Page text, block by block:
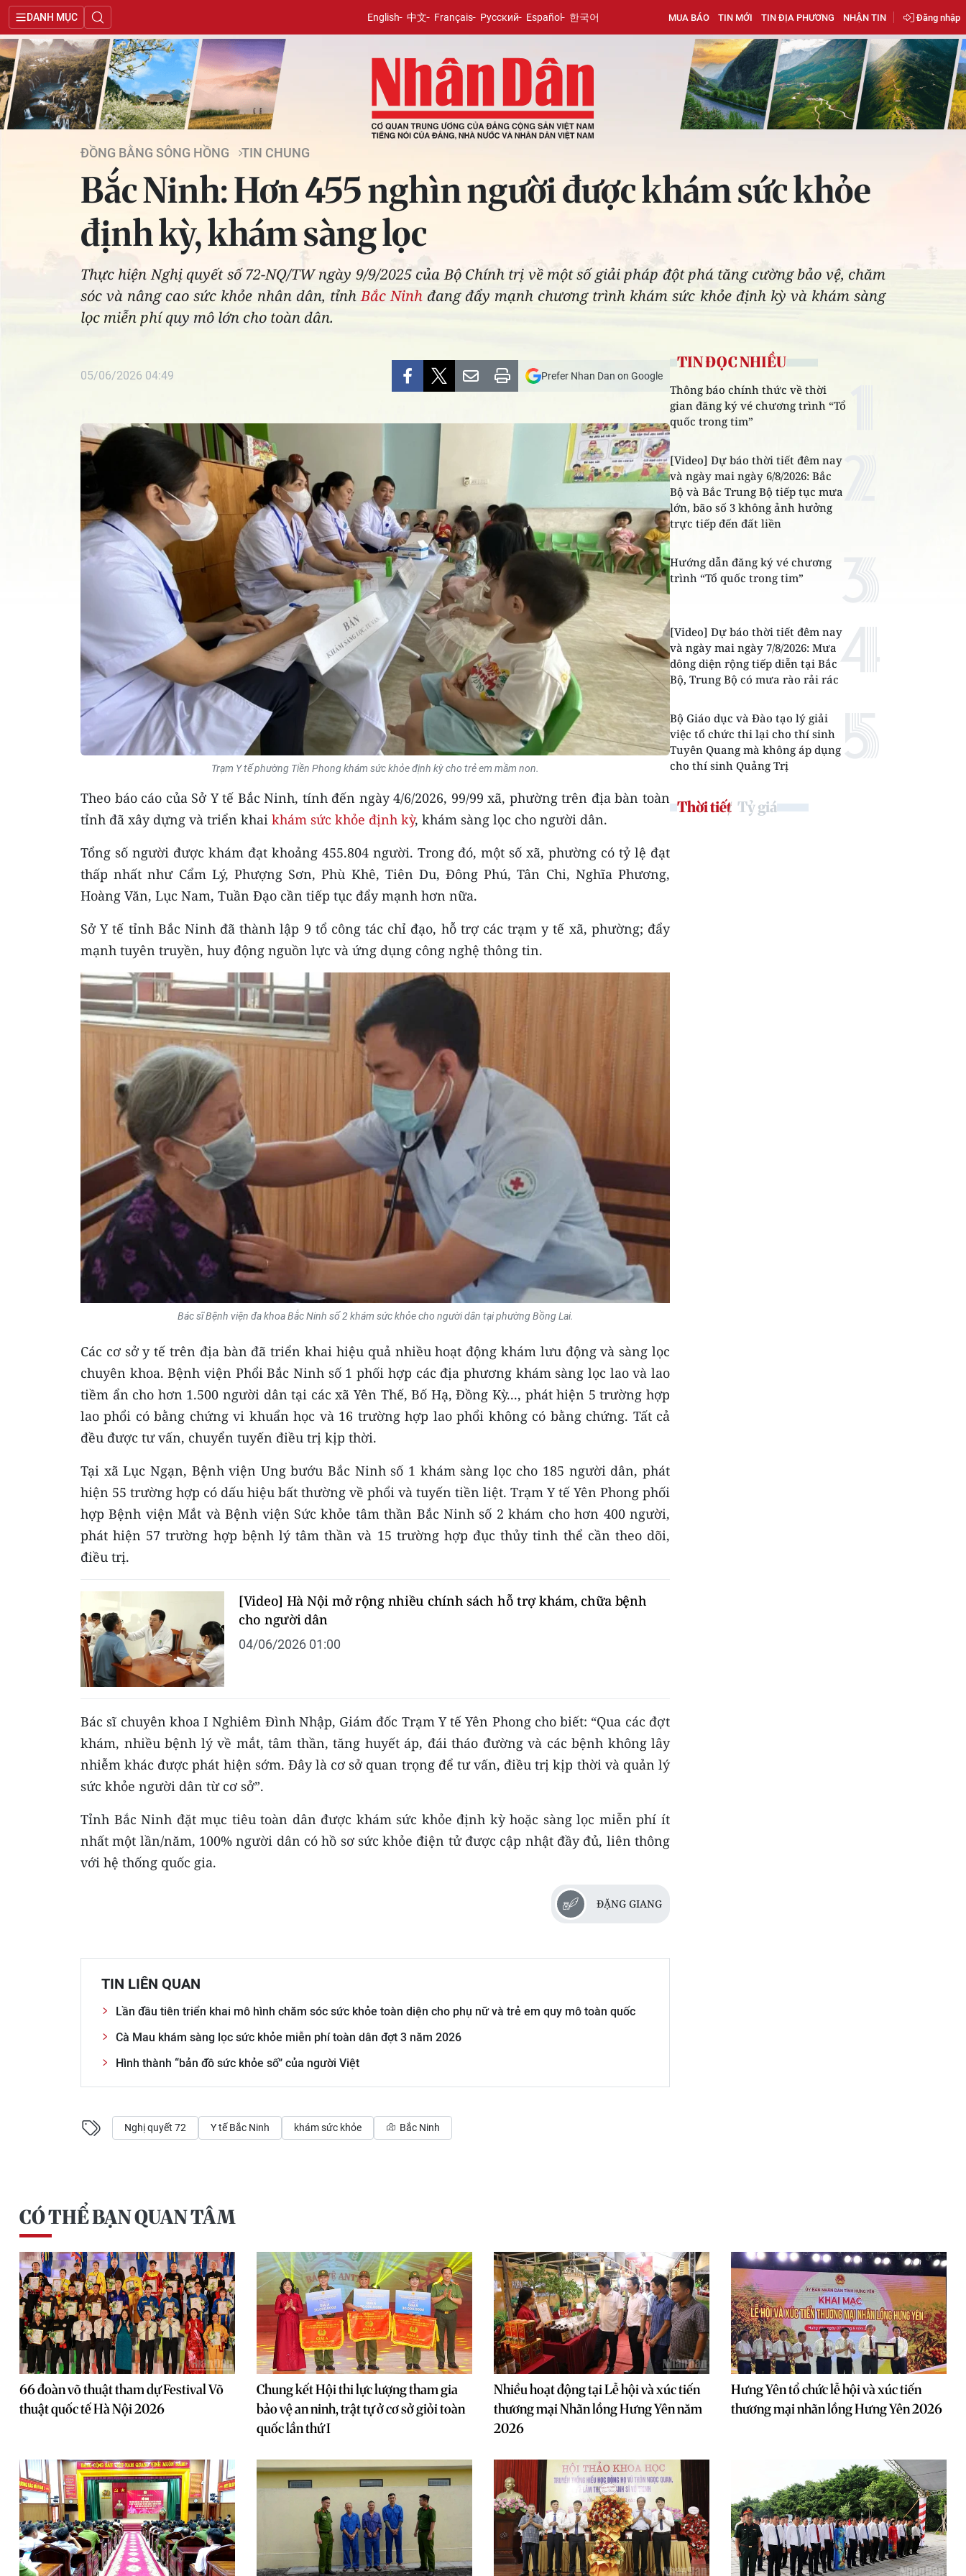
DANH MỤC English 中文 Français Русский Español 한국어 MUA BÁO TIN MỚI TIN ĐỊA PHƯƠNG NHẬN TIN Đăng nhập
ĐỒNG BẰNG SÔNG HỒNG TIN CHUNG
Bắc Ninh: Hơn 455 nghìn người được khám sức khỏe
định kỳ, khám sàng lọc
Thực hiện Nghị quyết số 72-NQ/TW ngày 9/9/2025 của Bộ Chính trị về một số giải pháp đột phá tăng cường bảo vệ, chăm
sóc và nâng cao sức khỏe nhân dân, tỉnhBắc Ninhđang đẩy mạnh chương trình khám sức khỏe định kỳ và khám sàng
lọc miễn phí quy mô lớn cho toàn dân.
05/06/2026 04:49 Prefer Nhan Dan on Google
Trạm Y tế phường Tiền Phong khám sức khỏe định kỳ cho trẻ em mầm non.
Theo báo cáo của Sở Y tế Bắc Ninh, tính đến ngày 4/6/2026, 99/99 xã, phường trên địa bàn toàn
tỉnh đã xây dựng và triển khai khám sức khỏe định kỳ, khám sàng lọc cho người dân.
Tổng số người được khám đạt khoảng 455.804 người. Trong đó, một số xã, phường có tỷ lệ đạt
thấp nhất như Cẩm Lý, Phượng Sơn, Phù Khê, Tiên Du, Đông Phú, Tân Chi, Nghĩa Phương,
Hoàng Văn, Lục Nam, Tuần Đạo cần tiếp tục đẩy mạnh hơn nữa.
Sở Y tế tỉnh Bắc Ninh đã thành lập 9 tổ công tác chỉ đạo, hỗ trợ các trạm y tế xã, phường; đẩy
mạnh tuyên truyền, huy động nguồn lực và ứng dụng công nghệ thông tin.
Bác sĩ Bệnh viện đa khoa Bắc Ninh số 2 khám sức khỏe cho người dân tại phường Bồng Lai.
Các cơ sở y tế trên địa bàn đã triển khai hiệu quả nhiều hoạt động khám lưu động và sàng lọc
chuyên khoa. Bệnh viện Phổi Bắc Ninh số 1 phối hợp các địa phương khám sàng lọc lao và lao
tiềm ẩn cho hơn 1.500 người dân tại các xã Yên Thế, Bố Hạ, Đồng Kỳ..., phát hiện 5 trường hợp
lao phổi có bằng chứng vi khuẩn học và 16 trường hợp lao phổi không có bằng chứng. Tất cả
đều được tư vấn, chuyển tuyến điều trị kịp thời.
Tại xã Lục Ngạn, Bệnh viện Ung bướu Bắc Ninh số 1 khám sàng lọc cho 185 người dân, phát
hiện 55 trường hợp có dấu hiệu bất thường về phổi và tuyến tiền liệt. Trạm Y tế Yên Phong phối
hợp Bệnh viện Mắt và Bệnh viện Sức khỏe tâm thần Bắc Ninh số 2 khám cho hơn 400 người,
phát hiện 57 trường hợp bệnh lý tâm thần và 15 trường hợp đục thủy tinh thể cần theo dõi,
điều trị.
[Video] Hà Nội mở rộng nhiều chính sách hỗ trợ khám, chữa bệnh
cho người dân
04/06/2026 01:00
Bác sĩ chuyên khoa I Nghiêm Đình Nhập, Giám đốc Trạm Y tế Yên Phong cho biết: “Qua các đợt
khám, nhiều bệnh lý về mắt, tâm thần, tăng huyết áp, đái tháo đường và các bệnh không lây
nhiễm khác được phát hiện sớm. Đây là cơ sở quan trọng để tư vấn, điều trị kịp thời và quản lý
sức khỏe người dân từ cơ sở”.
Tỉnh Bắc Ninh đặt mục tiêu toàn dân được khám sức khỏe định kỳ hoặc sàng lọc miễn phí ít
nhất một lần/năm, 100% người dân có hồ sơ sức khỏe điện tử được cập nhật đầy đủ, liên thông
với hệ thống quốc gia.
ĐẶNG GIANG
TIN LIÊN QUAN
Lần đầu tiên triển khai mô hình chăm sóc sức khỏe toàn diện cho phụ nữ và trẻ em quy mô toàn quốc
Cà Mau khám sàng lọc sức khỏe miễn phí toàn dân đợt 3 năm 2026
Hình thành “bản đồ sức khỏe số” của người Việt
Nghị quyết 72 Y tế Bắc Ninh khám sức khỏe Bắc Ninh
TIN ĐỌC NHIỀU
Thông báo chính thức về thời
gian đăng ký vé chương trình “Tổ
quốc trong tim”
[Video] Dự báo thời tiết đêm nay
và ngày mai ngày 6/8/2026: Bắc
Bộ và Bắc Trung Bộ tiếp tục mưa
lớn, bão số 3 không ảnh hưởng
trực tiếp đến đất liền
Hướng dẫn đăng ký vé chương
trình “Tổ quốc trong tim”
[Video] Dự báo thời tiết đêm nay
và ngày mai ngày 7/8/2026: Mưa
dông diện rộng tiếp diễn tại Bắc
Bộ, Trung Bộ có mưa rào rải rác
Bộ Giáo dục và Đào tạo lý giải
việc tổ chức thi lại cho thí sinh
Tuyên Quang mà không áp dụng
cho thí sinh Quảng Trị
Thời tiết Tỷ giá
CÓ THỂ BẠN QUAN TÂM
66 đoàn võ thuật tham dự Festival Võ
thuật quốc tế Hà Nội 2026
Chung kết Hội thi lực lượng tham gia
bảo vệ an ninh, trật tự ở cơ sở giỏi toàn
quốc lần thứ I
Nhiều hoạt động tại Lễ hội và xúc tiến
thương mại Nhãn lồng Hưng Yên năm
2026
Hưng Yên tổ chức lễ hội và xúc tiến
thương mại nhãn lồng Hưng Yên 2026